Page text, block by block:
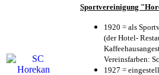
Sportvereinigung
1920 = als
(der Hotel-
Vereinsfarben:
1927 =